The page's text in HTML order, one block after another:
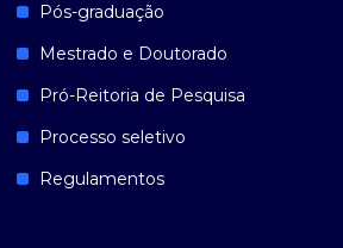
Pós-graduação
Mestrado e Doutorado
Pró-Reitoria de Pesquisa
Processo seletivo
Regulamentos